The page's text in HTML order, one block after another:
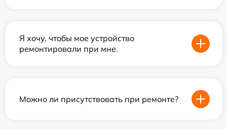
Я хочу, чтобы мое устройство
ремонтировали при мне.
Можно ли присутствовать при ремонте?